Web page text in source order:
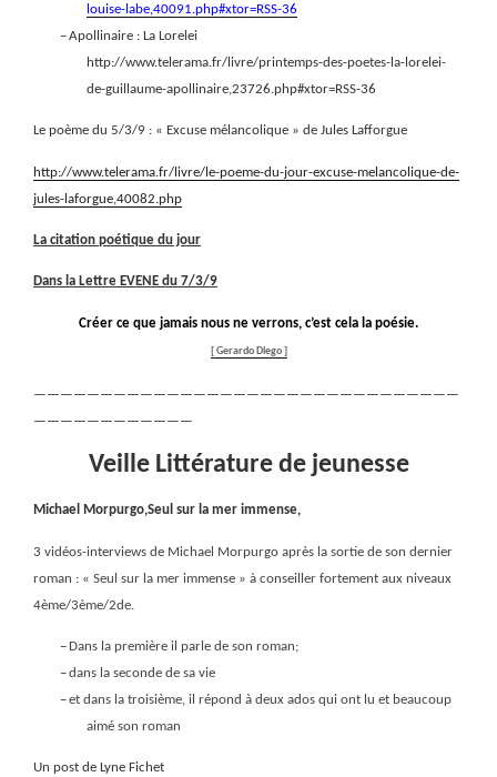
louise-labe,40091.php#xtor=RSS-36
–Apollinaire : La Lorelei
http://www.telerama.fr/livre/printemps-des-poetes-la-lorelei-
de-guillaume-apollinaire,23726.php#xtor=RSS-36
Le poème du 5/3/9 : « Excuse mélancolique » de Jules Lafforgue
http://www.telerama.fr/livre/le-poeme-du-jour-excuse-melancolique-de-
jules-laforgue,40082.php
La citation poétique du jour
Dans la Lettre EVENE du 7/3/9
Créer ce que jamais nous ne verrons, c’est cela la poésie.
[ Gerardo Diego ]
————————————————————————————————
————————————
Veille Littérature de jeunesse
Michael Morpurgo,Seul sur la mer immense,
3 vidéos-interviews de Michael Morpurgo après la sortie de son dernier
roman : « Seul sur la mer immense » à conseiller fortement aux niveaux
4ème/3ème/2de.
–Dans la première il parle de son roman;
–dans la seconde de sa vie
–et dans la troisième, il répond à deux ados qui ont lu et beaucoup
aimé son roman
Un post de Lyne Fichet